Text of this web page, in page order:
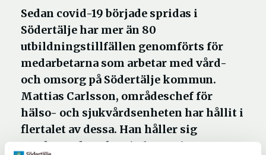
Sedan covid-19 började spridas i
Södertälje har mer än 80
utbildningstillfällen genomförts för
medarbetarna som arbetar med vård-
och omsorg på Södertälje kommun.
Mattias Carlsson, områdeschef för
hälso- och sjukvårdsenheten har hållit i
flertalet av dessa. Han håller sig
uppdaterad med ny information om